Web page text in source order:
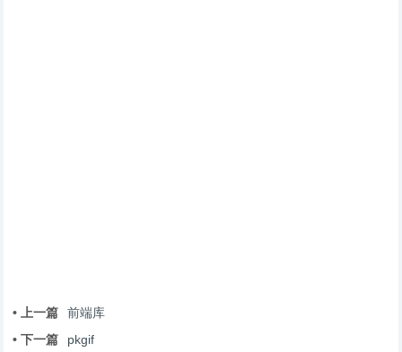
• 上一篇
前端库
• 下一篇
pkgif